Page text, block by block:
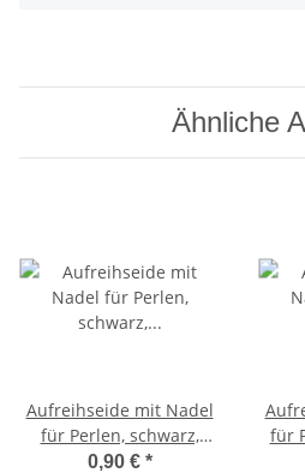
Ähnliche
Aufreihseide mit Nadel
für Perlen, schwarz,
verschiedene Stärken
0,90 € *
für